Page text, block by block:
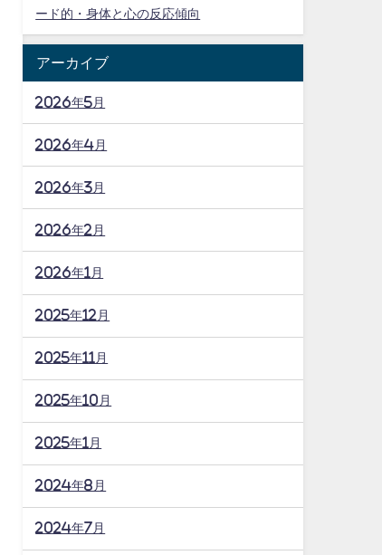
ード的・身体と心の反応傾向
アーカイブ
2026年5月
2026年4月
2026年3月
2026年2月
2026年1月
2025年12月
2025年11月
2025年10月
2025年1月
2024年8月
2024年7月